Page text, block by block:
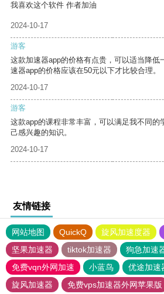
我喜欢这个软件 作者加油
2024-10-17
游客
这款加速器app的价格有点贵，可以适当降低
速器app的价格应该在50元以下才比较合理。
2024-10-17
游客
这款app的课程非常丰富，可以满足我不同的
己感兴趣的知识。
2024-10-17
友情链接
网站地图 QuickQ 旋风加速度器
坚果加速器
tiktok加速器
狗急加速
免费vqn外网加速
小蓝鸟 优途加速
旋风加速器
免费vps加速器外网苹果版